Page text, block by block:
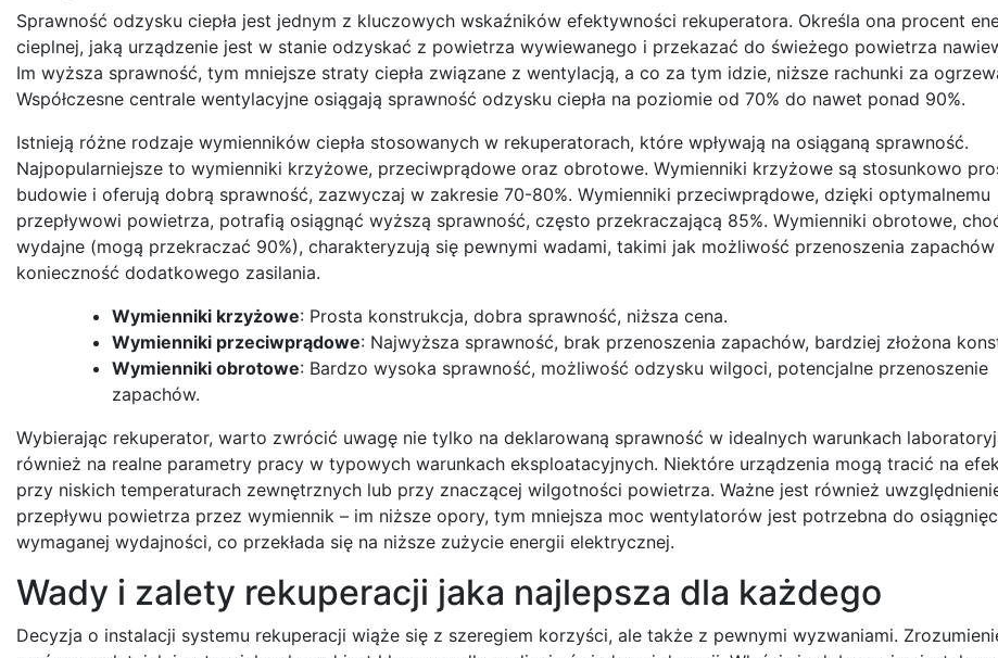
Sprawność odzysku ciepła jest jednym z kluczowych wskaźników efektywności rekuperatora. Określa ona procent
cieplnej, jaką urządzenie jest w stanie odzyskać z powietrza wywiewanego i przekazać do świeżego powietrza
Im wyższa sprawność, tym mniejsze straty ciepła związane z wentylacją, a co za tym idzie, niższe rachunki za
Współczesne centrale wentylacyjne osiągają sprawność odzysku ciepła na poziomie od 70% do nawet ponad 90%.
Istnieją różne rodzaje wymienników ciepła stosowanych w rekuperatorach, które wpływają na osiąganą sprawność.
Najpopularniejsze to wymienniki krzyżowe, przeciwprądowe oraz obrotowe. Wymienniki krzyżowe są stosunkowo
budowie i oferują dobrą sprawność, zazwyczaj w zakresie 70-80%. Wymienniki przeciwprądowe, dzięki optymalnemu
przepływowi powietrza, potrafią osiągnąć wyższą sprawność, często przekraczającą 85%. Wymienniki obrotowe,
wydajne (mogą przekraczać 90%), charakteryzują się pewnymi wadami, takimi jak możliwość przenoszenia
konieczność dodatkowego zasilania.
Wymienniki krzyżowe: Prosta konstrukcja, dobra sprawność, niższa cena.
Wymienniki przeciwprądowe: Najwyższa sprawność, brak przenoszenia zapachów, bardziej złożona
Wymienniki obrotowe: Bardzo wysoka sprawność, możliwość odzysku wilgoci, potencjalne przenoszenie
zapachów.
Wybierając rekuperator, warto zwrócić uwagę nie tylko na deklarowaną sprawność w idealnych warunkach
również na realne parametry pracy w typowych warunkach eksploatacyjnych. Niektóre urządzenia mogą tracić na
przy niskich temperaturach zewnętrznych lub przy znaczącej wilgotności powietrza. Ważne jest również
przepływu powietrza przez wymiennik – im niższe opory, tym mniejsza moc wentylatorów jest potrzebna do
wymaganej wydajności, co przekłada się na niższe zużycie energii elektrycznej.
Wady i zalety rekuperacji jaka najlepsza dla każdego
Decyzja o instalacji systemu rekuperacji wiąże się z szeregiem korzyści, ale także z pewnymi wyzwaniami.